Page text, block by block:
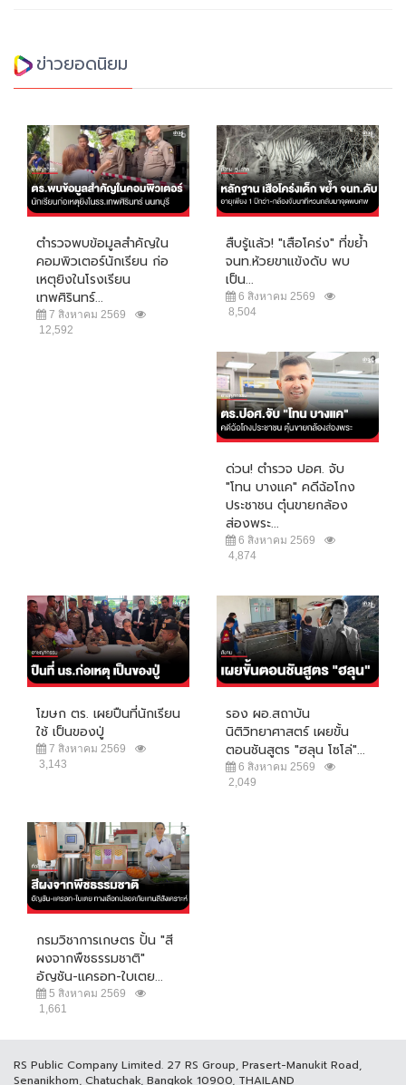
ข่าวยอดนิยม
ตำรวจพบข้อมูลสำคัญใน
คอมพิวเตอร์นักเรียน ก่อ
เหตุยิงในโรงเรียน
เทพศิรินทร์...
7 สิงหาคม 2569
12,592
สืบรู้แล้ว! "เสือโคร่ง" ที่ขย้ำ
จนท.ห้วยขาแข้งดับ พบ
เป็น...
6 สิงหาคม 2569
8,504
ด่วน! ตำรวจ ปอศ. จับ
"โทน บางแค" คดีฉ้อโกง
ประชาชน ตุ๋นขายกล้อง
ส่องพระ...
6 สิงหาคม 2569
4,874
โฆษก ตร. เผยปืนที่นักเรียน
ใช้ เป็นของปู่
7 สิงหาคม 2569
3,143
รอง ผอ.สถาบัน
นิติวิทยาศาสตร์ เผยขั้น
ตอนชันสูตร "ฮลุน โซโล่"...
6 สิงหาคม 2569
2,049
กรมวิชาการเกษตร ปั้น "สี
ผงจากพืชธรรมชาติ"
อัญชัน-แครอท-ใบเตย...
5 สิงหาคม 2569
1,661
RS Public Company Limited. 27 RS Group, Prasert-Manukit Road,
Senanikhom, Chatuchak, Bangkok 10900, THAILAND